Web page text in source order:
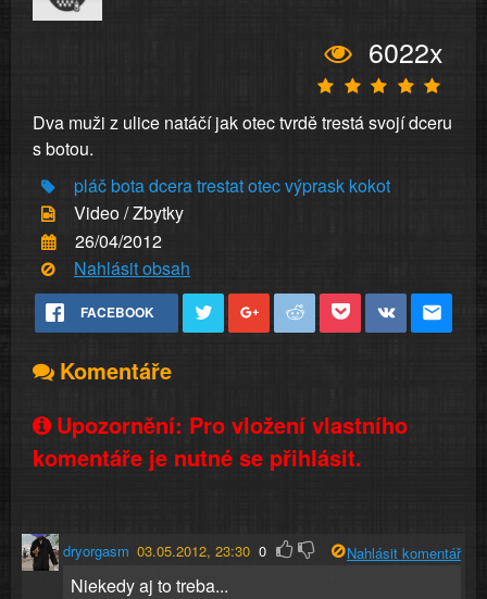
6022x
Dva muži z ulice natáčí jak otec tvrdě trestá svojí dceru
s botou.
pláčbotadceratrestatotecvýprask kokot
Video / Zbytky
26/04/2012
Nahlásit obsah
FACEBOOK
Komentáře
Upozornění: Pro vložení vlastního
komentáře je nutné se přihlásit.
dryorgasm 03.05.2012, 23:30 0 Nahlásit komentář
Niekedy aj to treba...